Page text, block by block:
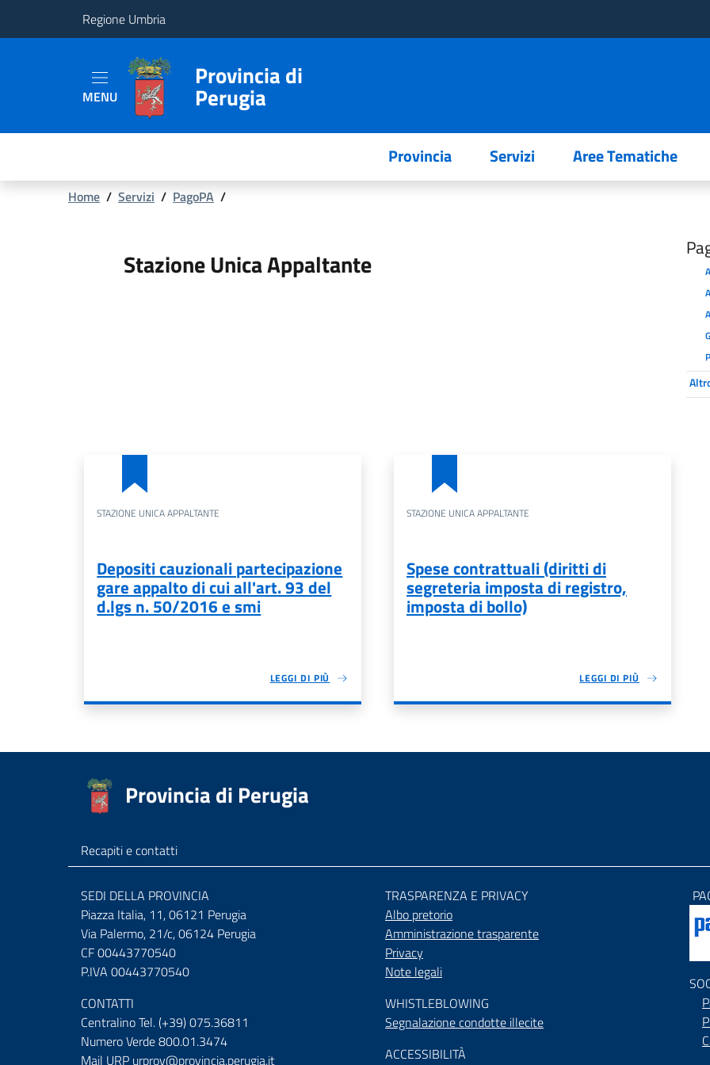
Regione Umbria
Tematiche
MENU
Provincia di
Perugia
Provincia Servizi Aree Tematiche
Briciole
pane
Home / Servizi / PagoPA /
Stazione Unica Appaltante
STAZIONE UNICA APPALTANTE
Depositi cauzionali partecipazione
gare appalto di cui all'art. 93 del
d.lgs n. 50/2016 e smi
LEGGI DI PIÙ
STAZIONE UNICA APPALTANTE
Spese contrattuali (diritti di
segreteria imposta di registro,
imposta di bollo)
LEGGI DI PIÙ
Provincia di Perugia
Recapiti e contatti
SEDI DELLA PROVINCIA
Piazza Italia, 11, 06121 Perugia
Via Palermo, 21/c, 06124 Perugia
CF 00443770540
P.IVA 00443770540
CONTATTI
Centralino Tel. (+39) 075.36811
Numero Verde 800.01.3474
Mail URP urprov@provincia.perugia.it
TRASPARENZA E PRIVACY
Albo pretorio
Amministrazione trasparente
Privacy
Note legali
WHISTLEBLOWING
Segnalazione condotte illecite
ACCESSIBILITÀ